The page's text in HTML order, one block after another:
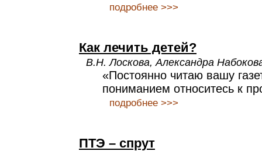
подробнее >>>
Как лечить детей?
В.Н. Лоскова, Александра
«Постоянно читаю вашу
пониманием относитесь к
подробнее >>>
ПТЭ – спрут